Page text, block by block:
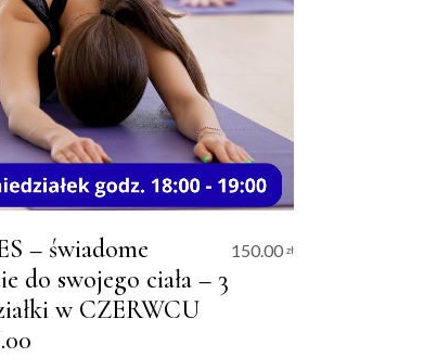
– świadome
do swojego ciała – 3
w CZERWCU
150.00 zł